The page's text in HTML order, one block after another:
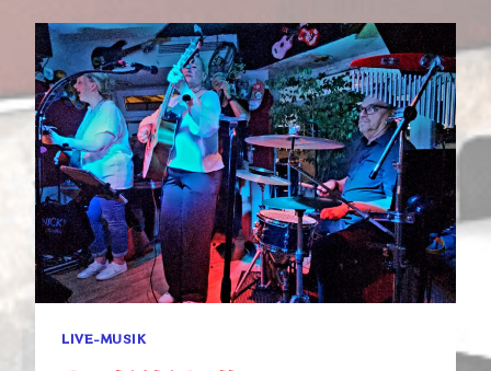
LIVE-MUSIK